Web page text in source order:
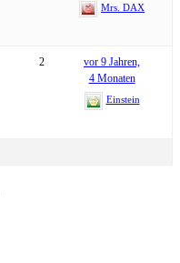
Mrs. DAX
2
vor 9 Jahren,
4 Monaten
Einstein